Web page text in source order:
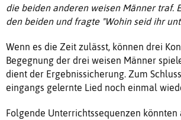
die beiden anderen weisen Männer traf.
den beiden und fragte "Wohin seid ihr
Wenn es die Zeit zulässt, können drei
Begegnung der drei weisen Männer
dient der Ergebnissicherung. Zum
eingangs gelernte Lied noch einmal
Folgende Unterrichtssequenzen könnten